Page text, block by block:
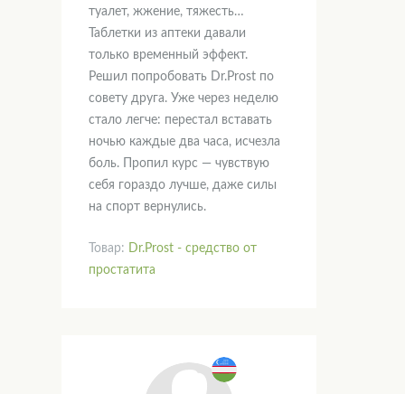
туалет, жжение, тяжесть…
Таблетки из аптеки давали
только временный эффект.
Решил попробовать Dr.Prost по
совету друга. Уже через неделю
стало легче: перестал вставать
ночью каждые два часа, исчезла
боль. Пропил курс — чувствую
себя гораздо лучше, даже силы
на спорт вернулись.
Товар: Dr.Prost - средство от
простатита